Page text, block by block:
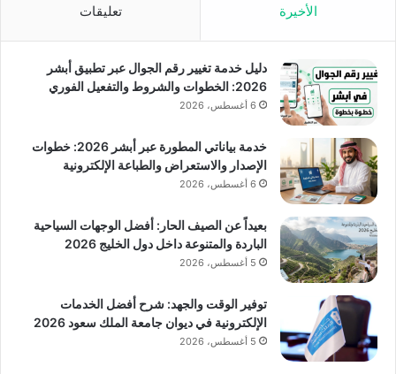
الأخيرة تعليقات
دليل خدمة تغيير رقم الجوال عبر تطبيق أبشر
2026: الخطوات والشروط والتفعيل الفوري
6 أغسطس، 2026
خدمة بياناتي المطورة عبر أبشر 2026: خطوات
الإصدار والاستعراض والطباعة الإلكترونية
6 أغسطس، 2026
بعيداً عن الصيف الحار: أفضل الوجهات السياحية
الباردة والمتنوعة داخل دول الخليج 2026
5 أغسطس، 2026
توفير الوقت والجهد: شرح أفضل الخدمات
الإلكترونية في ديوان جامعة الملك سعود 2026
5 أغسطس، 2026